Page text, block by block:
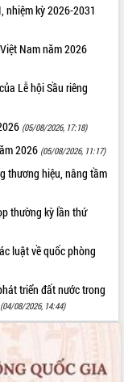
nhiệm kỳ 2026-2031
Nam năm 2026
Lễ hội Sầu riêng
(05/08/2026, 17:18)
2026 (05/08/2026, 11:17)
thương hiệu, nâng tầm
thường kỳ lần thứ
luật về quốc phòng
triển đất nước trong
(04/08/2026, 14:44)